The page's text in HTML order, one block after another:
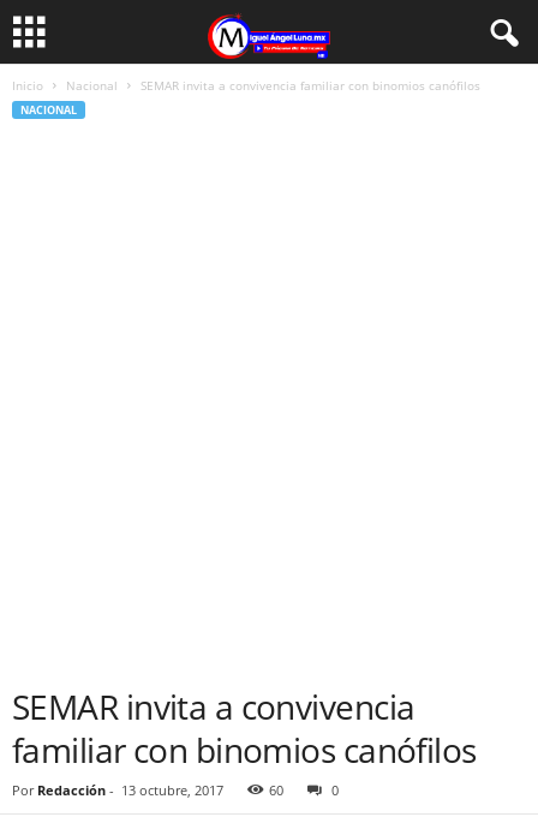
Inicio Nacional SEMAR invita a convivencia familiar con binomios canófilos
NACIONAL
SEMAR invita a convivencia
familiar con binomios canófilos
Por Redacción - 13 octubre, 2017 60 0